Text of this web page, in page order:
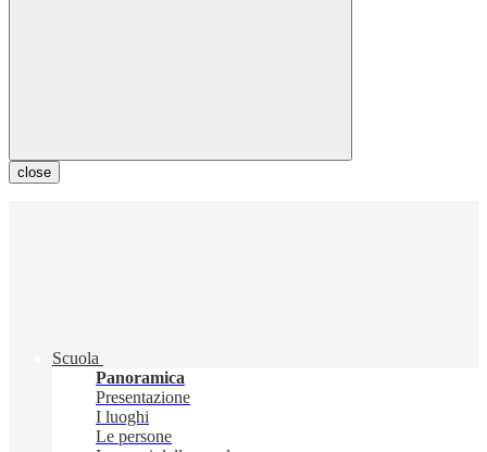
close
Scuola
Panoramica
Presentazione
I luoghi
Le persone